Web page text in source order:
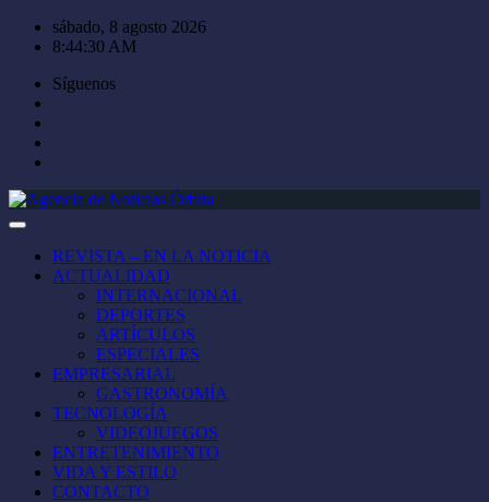
Saltar
sábado, 8 agosto 2026
8:44:31 AM
Síguenos
REVISTA – EN LA NOTICIA
ACTUALIDAD
INTERNACIONAL
DEPORTES
ARTÍCULOS
ESPECIALES
EMPRESARIAL
GASTRONOMÍA
TECNOLOGÍA
VIDEOJUEGOS
ENTRETENIMIENTO
VIDA Y ESTILO
CONTACTO